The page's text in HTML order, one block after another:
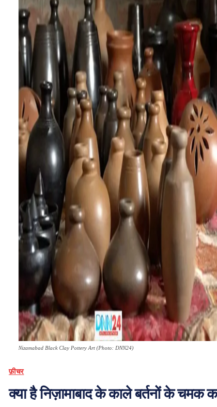
Nizamabad Black Clay Pottery Art (Photo: DNN24)
फ़ीचर
क्या है निज़ामाबाद के काले बर्तनों के चमक